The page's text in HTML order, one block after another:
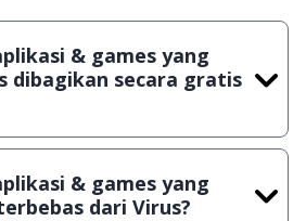
& games yang
dibagikan secara gratis
aplikasi & games yang
& games yang
dari Virus?